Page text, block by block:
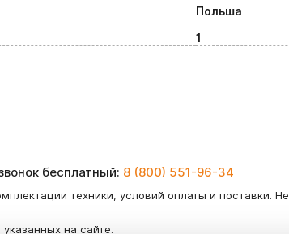
Польша
1
бесплатный: 8 (800) 551-96-34
техники, условий оплаты и поставки. Не
на сайте.